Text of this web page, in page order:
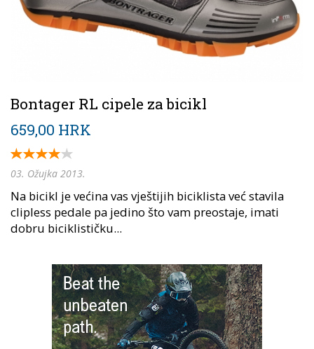
Bontager RL cipele za bicikl
659,00 HRK
03. Ožujka 2013.
Na bicikl je većina vas vještijih biciklista već stavila
clipless pedale pa jedino što vam preostaje, imati
dobru biciklističku...